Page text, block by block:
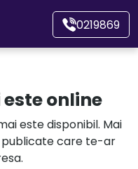
0219869
online
este disponibil. Mai
publicate care te-ar